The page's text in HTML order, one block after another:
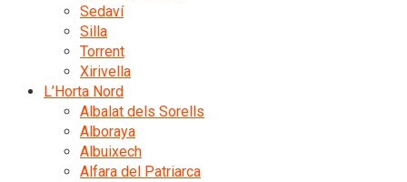
Sedaví
Silla
Torrent
Xirivella
L’Horta Nord
Albalat dels Sorells
Alboraya
Albuixech
Alfara del Patriarca